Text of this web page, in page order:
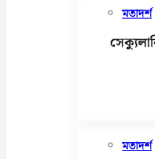
মতাদর্শ
মতাদর্শ